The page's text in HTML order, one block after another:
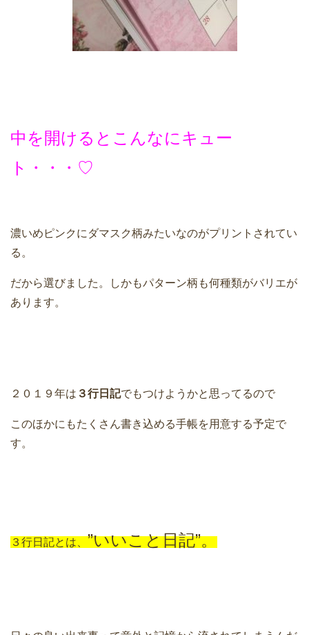
中を開けるとこんなにキュー
ト・・・♡
濃いめピンクにダマスク柄みたいなのがプリントされてい
る。
だから選びました。しかもパターン柄も何種類がバリエが
あります。
２０１９年は ３行日記でもつけようかと思ってるので
このほかにもたくさん書き込める手帳を用意する予定で
す。
３行日記とは、 ”いいこと日記”。